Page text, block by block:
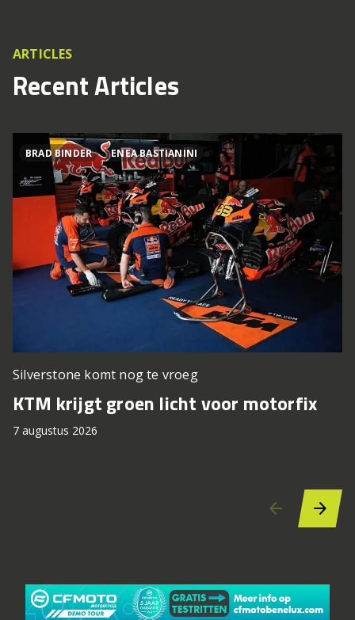
ARTICLES
Recent Articles
BRAD BINDER ENEA BASTIANINI
Silverstone komt nog te vroeg
KTM krijgt groen licht voor motorfix
7 augustus 2026